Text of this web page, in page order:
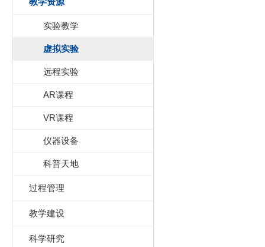
实验教学
虚拟实验
远程实验
AR课程
VR课程
仪器设备
科普天地
过程管理
教学建设
科学研究